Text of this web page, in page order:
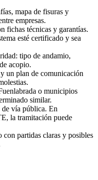
mapa de fisuras y
empresas.
fichas técnicas y garantías.
esté certificado y sea
tipo de andamio,
acopio.
un plan de comunicación
o municipios
similar.
vía pública. En
la tramitación puede
con partidas claras y posibles